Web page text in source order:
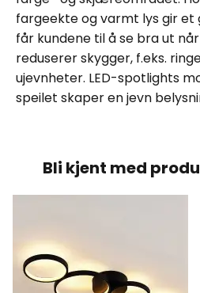
fargeekte og varmt lys gir et
får kundene til å se bra ut
reduserer skygger, f.eks.
ujevnheter. LED-spotlights
speilet skaper en jevn
Bli kjent med